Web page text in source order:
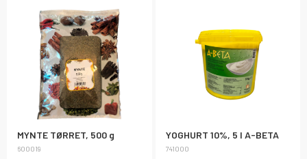
MYNTE TØRRET, 500 g
600019
YOGHURT 10%, 5 l A-BETA
741000